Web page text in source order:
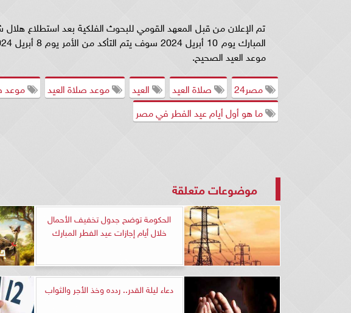
‏تم الإعلان من قبل المعهد القومي للبحوث الفلكية بعد استطلاع
موعد العيد الصحيح.
مصر24
صلاة العيد العيد موعد صلاة العيد
موعد
ما هو أول أيام عيد الفطر في مصر
موضوعات متعلقة
الحكومة توضح جدول تخفيف الأحمال
خلال أيام إجازات عيد الفطر المبارك
دعاء ليلة القدر.. ردده وخذ الأجر والثواب